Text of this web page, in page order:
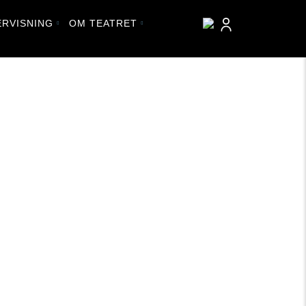
OM TEATRET